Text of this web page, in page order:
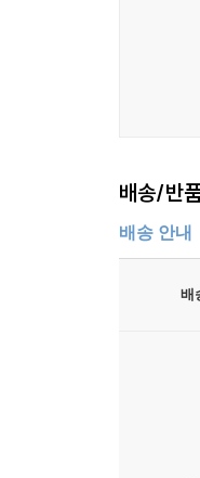
배송/반
배송 안내
배